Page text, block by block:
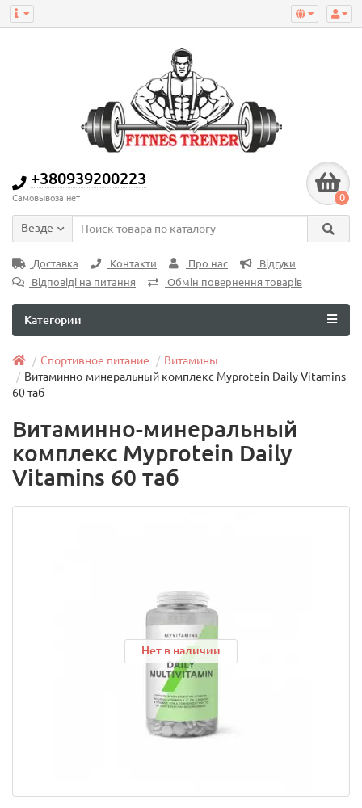
+380939200223
Самовывоза нет 0
Везде
Доставка Контакти Про нас
Відгуки
Відповіді на питання
Обмін повернення товарів
Категории
Спортивное питание
Витамины
Витаминно-минеральный комплекс Myprotein Daily Vitamins
60 таб
Витаминно-минеральный
комплекс Myprotein Daily
Vitamins 60 таб
Нет в наличии